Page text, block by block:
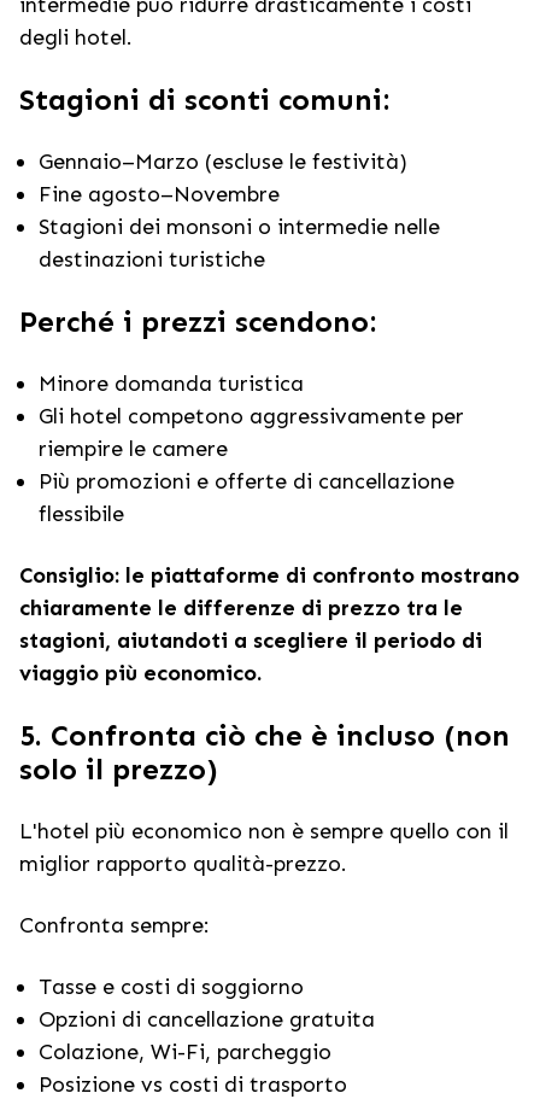
degli hotel.
Stagioni di sconti comuni:
Gennaio–Marzo (escluse le festività)
Fine agosto–Novembre
Stagioni dei monsoni o intermedie nelle
destinazioni turistiche
Perché i prezzi scendono:
Minore domanda turistica
Gli hotel competono aggressivamente per
riempire le camere
Più promozioni e offerte di cancellazione
flessibile
Consiglio: le piattaforme di confronto mostrano
chiaramente le differenze di prezzo tra le
stagioni, aiutandoti a scegliere il periodo di
viaggio più economico.
5. Confronta ciò che è incluso (non
solo il prezzo)
L'hotel più economico non è sempre quello con il
miglior rapporto qualità-prezzo.
Confronta sempre:
Tasse e costi di soggiorno
Opzioni di cancellazione gratuita
Colazione, Wi-Fi, parcheggio
Posizione vs costi di trasporto